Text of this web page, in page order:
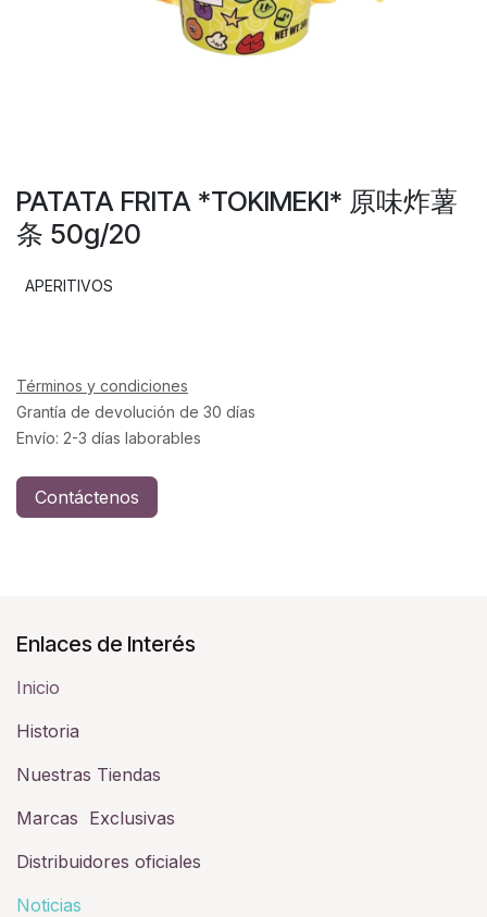
PATATA FRITA *TOKIMEKI* 原味炸薯
条 50g/20
APERITIVOS
Términos y condiciones
Grantía de devolución de 30 días
Envío: 2-3 días laborables
Contáctenos
Enlaces de Interés
Inicio
Historia​
Nuestras Tiendas
Marcas Exclusivas
Distribuidores oficiales
Noticias